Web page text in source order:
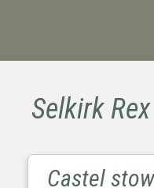
Selkirk
Castel